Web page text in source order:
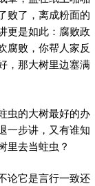
败了，离成粉面的
更是如此：腐败政
腐败，你帮人家反
，那大树里边塞满
虫的大树最好的办
一步讲，又有谁知
里去当蛀虫？
论它是言行一致还